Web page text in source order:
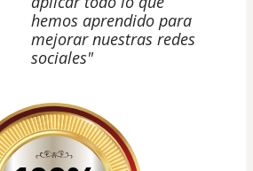
hemos aprendido para
mejorar nuestras redes
sociales"